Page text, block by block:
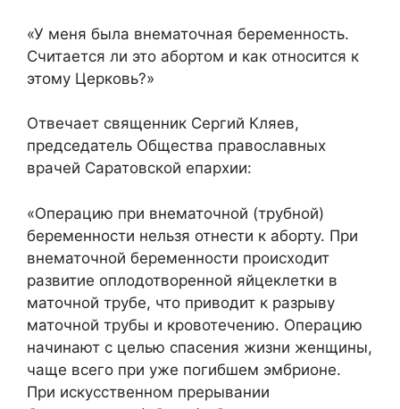
«У меня была внематочная беременность.
Считается ли это абортом и как относится к
этому Церковь?»
Отвечает священник Сергий Кляев,
председатель Общества православных
врачей Саратовской епархии:
«Операцию при внематочной (трубной)
беременности нельзя отнести к аборту. При
внематочной беременности происходит
развитие оплодотворенной яйцеклетки в
маточной трубе, что приводит к разрыву
маточной трубы и кровотечению. Операцию
начинают с целью спасения жизни женщины,
чаще всего при уже погибшем эмбрионе.
При искусственном прерывании